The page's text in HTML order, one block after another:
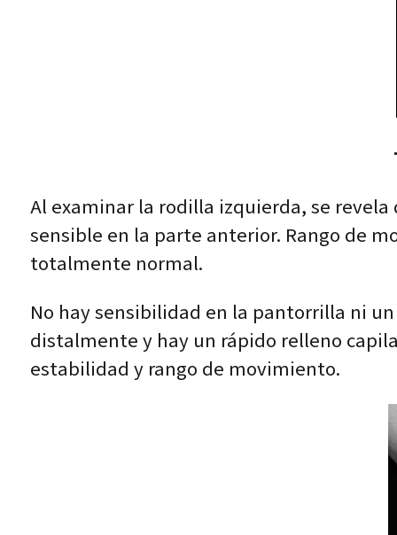
Al examinar la rodilla izquierda, se
sensible en la parte anterior. Rango de
totalmente normal.
No hay sensibilidad en la pantorrilla ni
distalmente y hay un rápido relleno
estabilidad y rango de movimiento.